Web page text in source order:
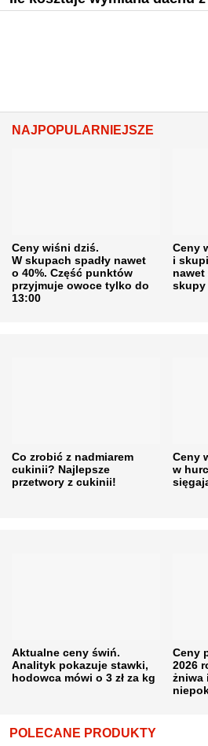
NAJPOPULARNIEJSZE
Ceny wiśni dziś.
W skupach spadły nawet
o 40%. Część punktów
przyjmuje owoce tylko do
13:00
Ceny
i
nawet
skupy
Co zrobić z nadmiarem
cukinii? Najlepsze
przetwory z cukinii!
Ceny
w
Aktualne ceny świń.
Analityk pokazuje stawki,
hodowca mówi o 3 zł za kg
Ceny
2026
żniwa
POLECANE PRODUKTY